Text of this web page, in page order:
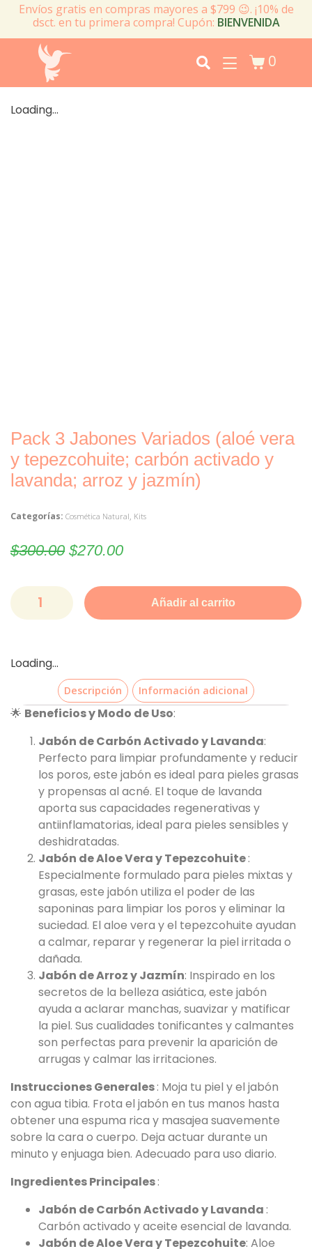
Envíos gratis en compras mayores a $799 😉. ¡10% de
dsct. en tu primera compra! Cupón: BIENVENIDA
0
Loading...
Pack 3 Jabones Variados (aloé vera
y tepezcohuite; carbón activado y
lavanda; arroz y jazmín)
Categorías: Cosmética Natural, Kits
$300.00 $270.00
Añadir al carrito
Loading...
Descripción Información adicional
🌟 Beneficios y Modo de Uso:
Jabón de Carbón Activado y Lavanda:
Perfecto para limpiar profundamente y reducir
los poros, este jabón es ideal para pieles grasas
y propensas al acné. El toque de lavanda
aporta sus capacidades regenerativas y
antiinflamatorias, ideal para pieles sensibles y
deshidratadas.
Jabón de Aloe Vera y Tepezcohuite:
Especialmente formulado para pieles mixtas y
grasas, este jabón utiliza el poder de las
saponinas para limpiar los poros y eliminar la
suciedad. El aloe vera y el tepezcohuite ayudan
a calmar, reparar y regenerar la piel irritada o
dañada.
Jabón de Arroz y Jazmín: Inspirado en los
secretos de la belleza asiática, este jabón
ayuda a aclarar manchas, suavizar y matificar
la piel. Sus cualidades tonificantes y calmantes
son perfectas para prevenir la aparición de
arrugas y calmar las irritaciones.
Instrucciones Generales: Moja tu piel y el jabón
con agua tibia. Frota el jabón en tus manos hasta
obtener una espuma rica y masajea suavemente
sobre la cara o cuerpo. Deja actuar durante un
minuto y enjuaga bien. Adecuado para uso diario.
Ingredientes Principales:
Jabón de Carbón Activado y Lavanda :
Carbón activado y aceite esencial de lavanda.
Jabón de Aloe Vera y Tepezcohuite: Aloe